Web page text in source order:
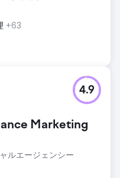
+63
Marketing
ルエージェンシー
4.9